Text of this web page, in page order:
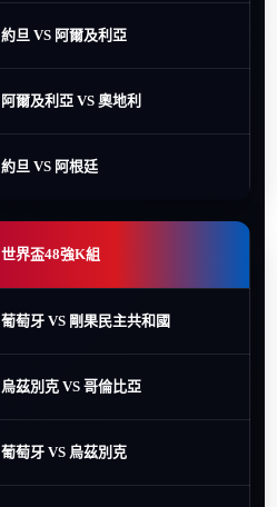
約旦 VS 阿爾及利亞
阿爾及利亞 VS 奧地利
約旦 VS 阿根廷
世界盃48強K組
葡萄牙 VS 剛果民主共和國
烏茲別克 VS 哥倫比亞
葡萄牙 VS 烏茲別克